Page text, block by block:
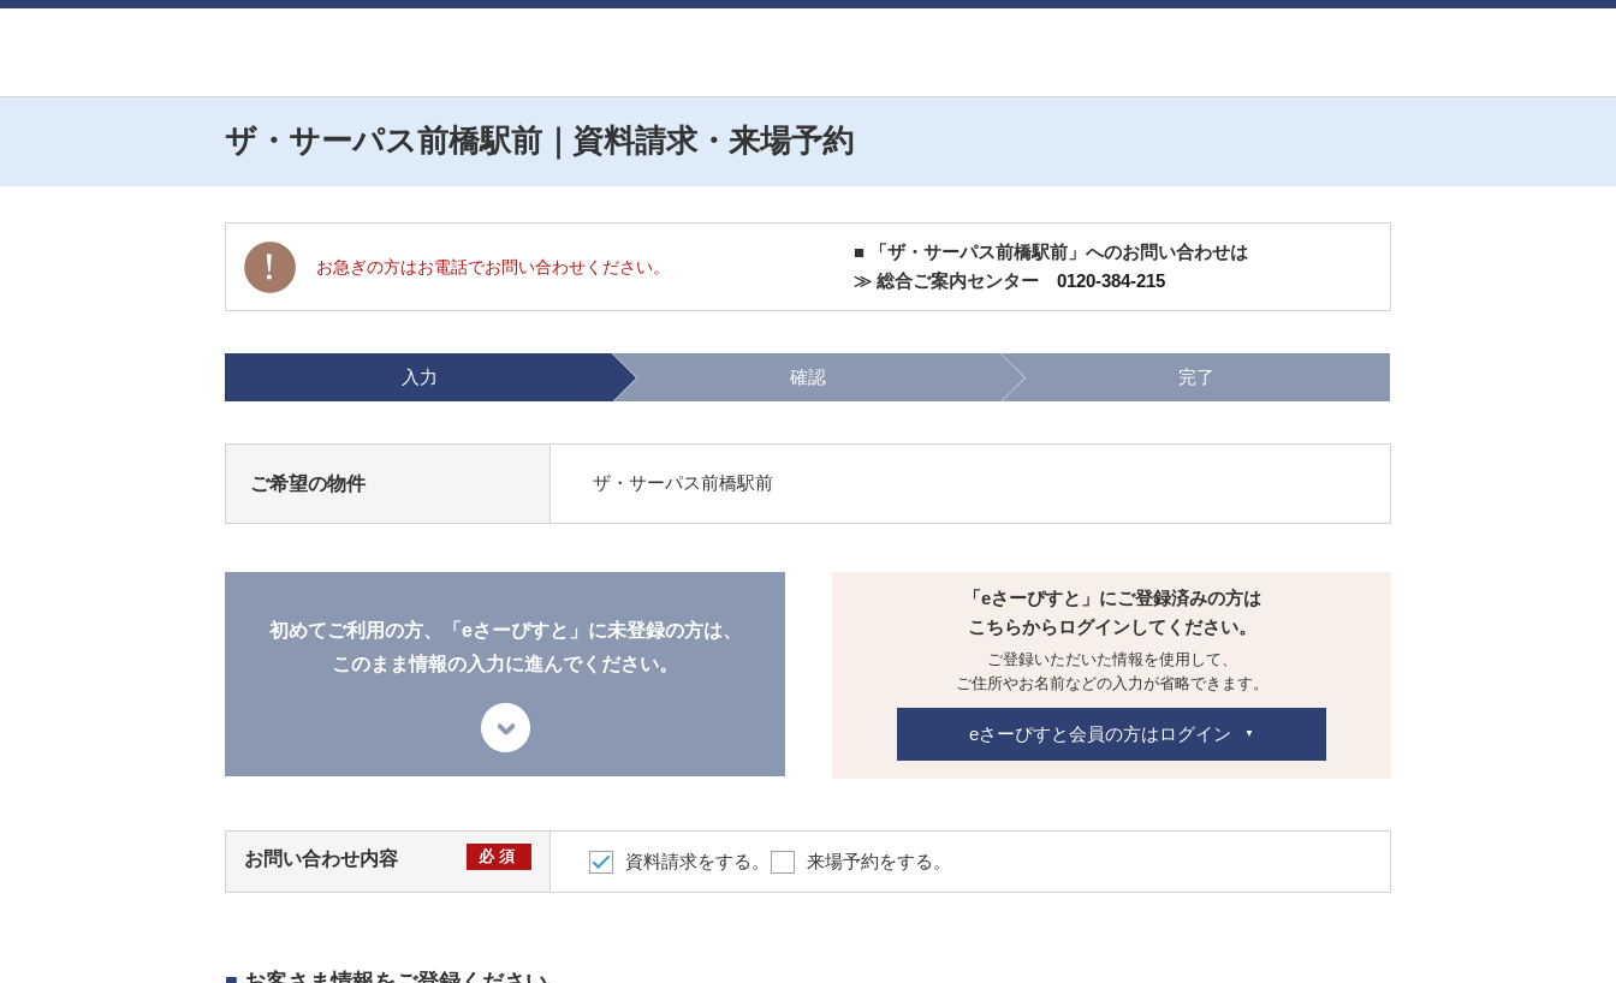
ザ・サーパス前橋駅前｜資料請求・来場予約
お急ぎの方はお電話でお問い合わせください。
■ 「ザ・サーパス前橋駅前」へのお問い合わせは
≫ 総合ご案内センター 0120-384-215
入力 確認 完了
ご希望の物件 ザ・サーパス前橋駅前
初めてご利用の方、「eさーぴすと」に未登録の方は、
このまま情報の入力に進んでください。
「eさーぴすと」にご登録済みの方は
こちらからログインしてください。
ご登録いただいた情報を使用して、
ご住所やお名前などの入力が省略できます。
eさーぴすと会員の方はログイン
お問い合わせ内容 必須 資料請求をする。 来場予約をする。